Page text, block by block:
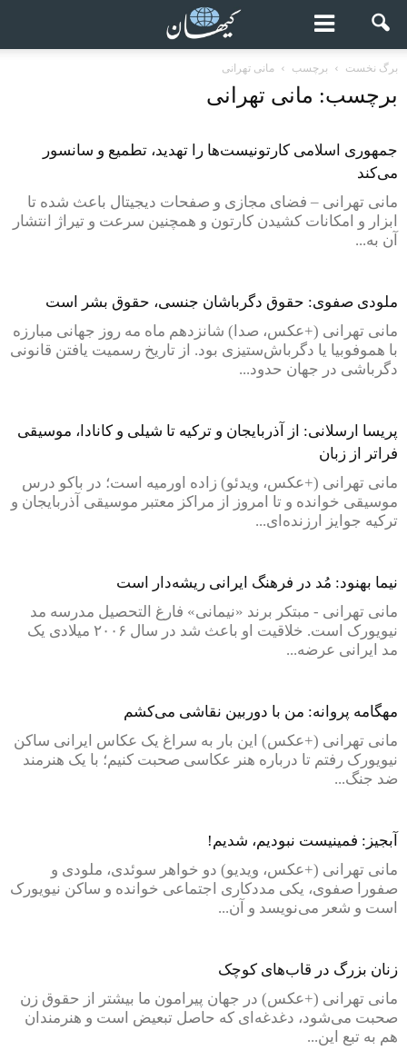
برگ نخست برچسب مانی تهرانی
برچسب: مانی تهرانی
جمهوری اسلامی کارتونیست‌ها را تهدید، تطمیع و سانسور
می‌کند
مانی تهرانی – فضای مجازی و صفحات دیجیتال باعث شده تا
ابزار و امکانات کشیدن کارتون و همچنین سرعت و تیراژ انتشار
آن به...
ملودی صفوی: حقوق دگرباشان جنسی، حقوق بشر است
مانی تهرانی (+عکس، صدا) شانزدهم ماه مه روز جهانی مبارزه
با هموفوبیا یا دگرباش‌ستیزی بود. از تاریخ رسمیت یافتن قانونی
دگرباشی در جهان حدود...
پریسا ارسلانی: از آذربایجان و ترکیه تا شیلی و کانادا، موسیقی
فراتر از زبان
مانی تهرانی (+عکس، ویدئو) زاده اورمیه است؛ در باکو درس
موسیقی خوانده و تا امروز از مراکز معتبر موسیقی آذربایجان و
ترکیه جوایز ارزنده‌ای...
نیما بهنود: مُد در فرهنگ ایرانی ریشه‌دار است
مانی تهرانی - مبتکر برند «نیمانی» فارغ التحصیل مدرسه مد
نیویورک است. خلاقیت او باعث شد در سال ۲۰۰۶ میلادی یک
مد ایرانی عرضه...
مهگامه پروانه: من با دوربین نقاشی می‌کشم
مانی تهرانی (+عکس) این بار به سراغ یک عکاس ایرانی ساکن
نیویورک رفتم تا درباره هنر عکاسی صحبت کنیم؛ با یک هنرمند
ضد جنگ...
آبجیز: فمینیست نبودیم، شدیم!
مانی تهرانی (+عکس، ویدیو) دو خواهر سوئدی، ملودی و
صفورا صفوی، یکی مددکاری اجتماعی خوانده و ساکن نیویورک
است و شعر می‌نویسد و آن...
زنان بزرگ در قاب‌های کوچک
مانی تهرانی (+عکس) در جهان پیرامون ما بیشتر از حقوق زن
صحبت می‌شود، دغدغه‌ای که حاصل تبعیض است و هنرمندان
هم به تبع این...